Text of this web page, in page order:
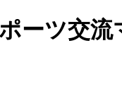
ーツ交流